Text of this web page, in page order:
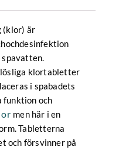
(klor) är
klortabletter
i spabadets
funktion och
men här i en
Tabletterna
och försvinner på